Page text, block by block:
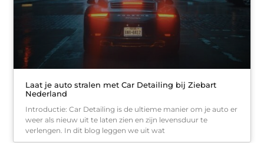
Laat je auto stralen met Car Detailing bij Ziebart
Nederland
Introductie: Car Detailing is de ultieme manier om je auto er
weer als nieuw uit te laten zien en zijn levensduur te
verlengen. In dit blog leggen we uit wat